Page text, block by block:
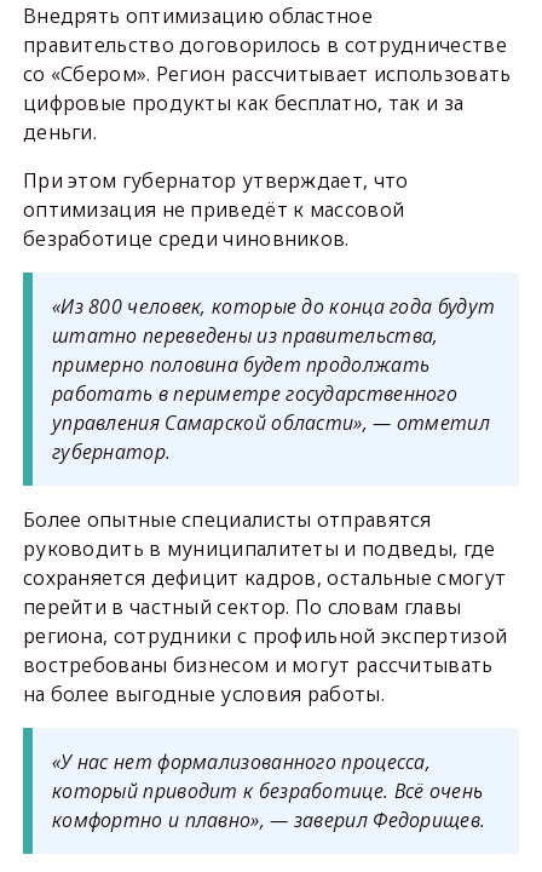
Внедрять оптимизацию областное
правительство договорилось в сотрудничестве
со «Сбером». Регион рассчитывает использовать
цифровые продукты как бесплатно, так и за
деньги.
При этом губернатор утверждает, что
оптимизация не приведёт к массовой
безработице среди чиновников.
«Из 800 человек, которые до конца года будут
штатно переведены из правительства,
примерно половина будет продолжать
работать в периметре государственного
управления Самарской области», — отметил
губернатор.
Более опытные специалисты отправятся
руководить в муниципалитеты и подведы, где
сохраняется дефицит кадров, остальные смогут
перейти в частный сектор. По словам главы
региона, сотрудники с профильной экспертизой
востребованы бизнесом и могут рассчитывать
на более выгодные условия работы.
«У нас нет формализованного процесса,
который приводит к безработице. Всё очень
комфортно и плавно», — заверил Федорищев.